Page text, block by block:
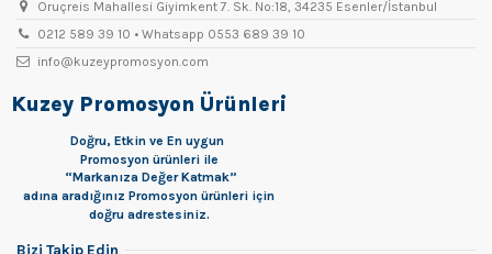
Oruçreis Mahallesi Giyimkent 7. Sk. No:18, 34235 Esenler/İstanbul
0212 589 39 10 • Whatsapp 0553 689 39 10
info@kuzeypromosyon.com
Kuzey Promosyon Ürünleri
Doğru, Etkin ve En uygun
Promosyon ürünleri ile
“Markanıza Değer Katmak”
adına aradığınız Promosyon ürünleri için
doğru adrestesiniz.
Bizi Takip Edin